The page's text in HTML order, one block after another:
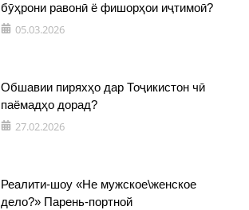
бӯҳрони равонӣ ё фишорҳои иҷтимоӣ?
05.03.2026
Обшавии пиряхҳо дар Тоҷикистон чӣ
паёмадҳо дорад?
27.02.2026
Реалити-шоу «Не мужское\женское
дело?» Парень-портной